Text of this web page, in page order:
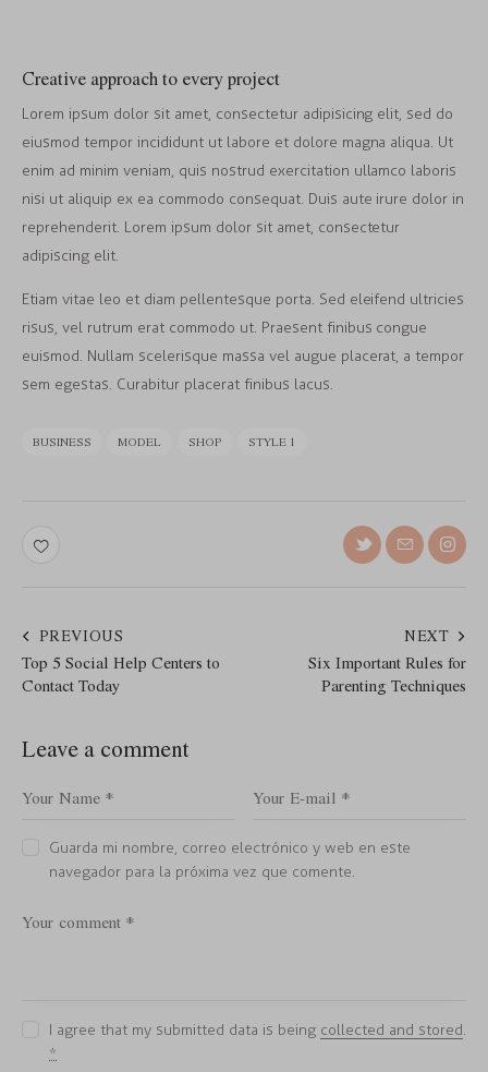
Creative approach to every project
Lorem ipsum dolor sit amet, consectetur adipisicing elit, sed do
eiusmod tempor incididunt ut labore et dolore magna aliqua. Ut
enim ad minim veniam, quis nostrud exercitation ullamco laboris
nisi ut aliquip ex ea commodo consequat. Duis aute irure dolor in
reprehenderit. Lorem ipsum dolor sit amet, consectetur
adipiscing elit.
Etiam vitae leo et diam pellentesque porta. Sed eleifend ultricies
risus, vel rutrum erat commodo ut. Praesent finibus congue
euismod. Nullam scelerisque massa vel augue placerat, a tempor
sem egestas. Curabitur placerat finibus lacus.
BUSINESS MODEL SHOP STYLE 1
PREVIOUS
Top 5 Social Help Centers to
Contact Today
NEXT
Six Important Rules for
Parenting Techniques
Leave a comment
Guarda mi nombre, correo electrónico y web en este
navegador para la próxima vez que comente.
I agree that my submitted data is being collected and stored.
*